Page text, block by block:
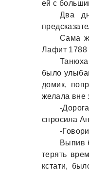
ей с
Два
Сама
Лафит 1788
Танюха
было
домик,
желала вне
-
спросила
-
Выпив
терять
кстати,